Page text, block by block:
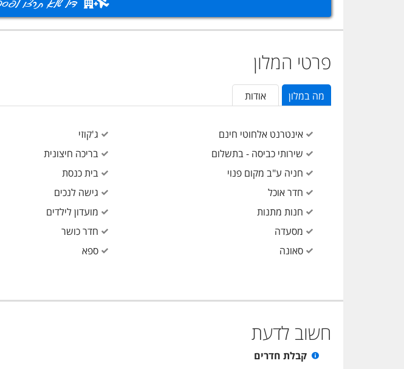
פרטי המלון
מה במלון אודות
אינטרנט אלחוטי חינם
שירותי כביסה - בתשלום
חניה ע"ב מקום פנוי
חדר אוכל
חנות מתנות
מסעדה
סאונה
ג'קוזי
בריכה חיצונית
בית כנסת
גישה לנכים
מועדון לילדים
חדר כושר
ספא
חשוב לדעת
קבלת חדרים